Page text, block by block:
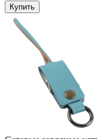
Купить